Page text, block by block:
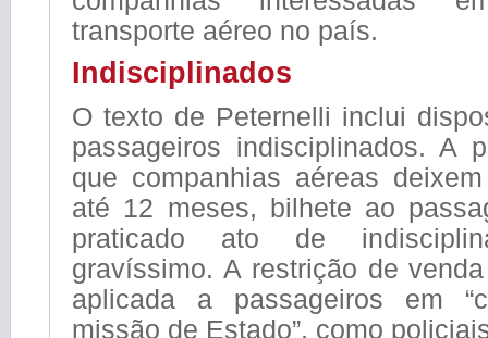
transporte aéreo no país.
Indisciplinados
O texto de Peternelli inclui
passageiros indisciplinados. A
que companhias aéreas
até 12 meses, bilhete ao
praticado ato de
gravíssimo. A restrição de
aplicada a passageiros em
missão de Estado”, como